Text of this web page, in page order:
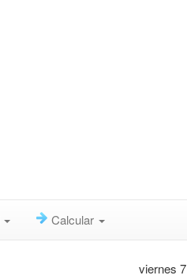
Calcular
viernes